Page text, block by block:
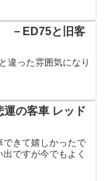
－ED75と旧客
違った雰囲気になり
の客車 レッド
きて嬉しかったで
ですが今でもよく